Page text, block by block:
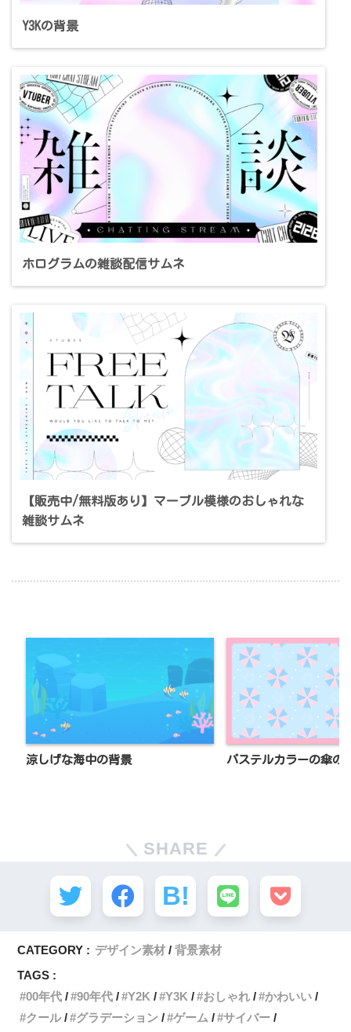
Y3Kの背景
ホログラムの雑談配信サムネ
【販売中/無料版あり】マーブル模様のおしゃれな
雑談サムネ
涼しげな海中の背景 パステルカラーの傘の
SHARE
CATEGORY : デザイン素材
背景素材
TAGS :
00年代
90年代 Y2K Y3K おしゃれ
かわいい
クール
グラデーション ゲーム サイバー